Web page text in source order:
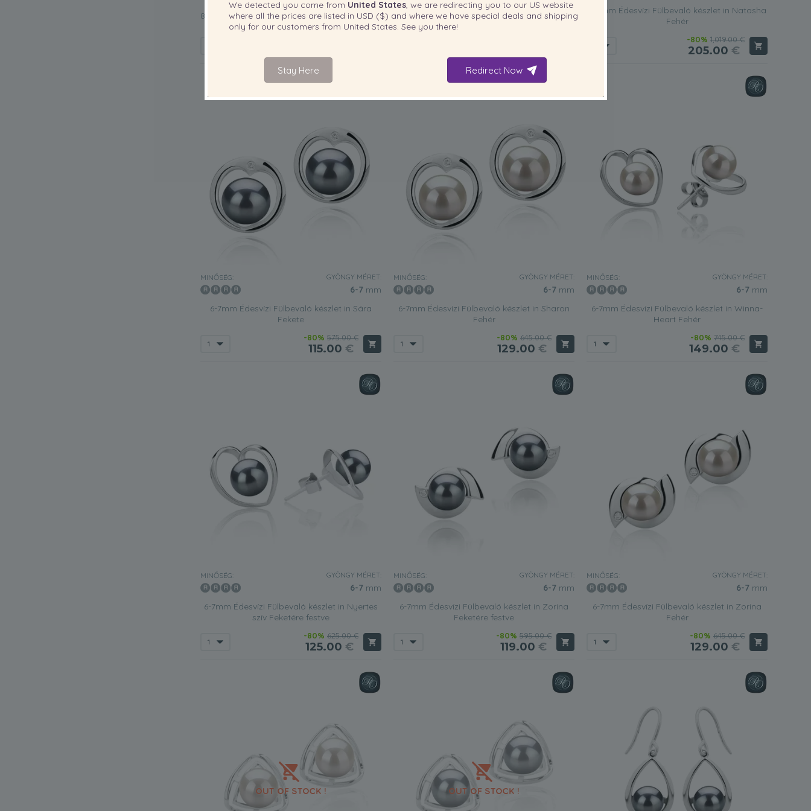
8-8.5mm Édesvízi Fülbevaló készlet in Fehér
7-8mm Édesvízi Fülbevaló készlet in Natasha
Feketére festve
7-8mm Édesvízi Fülbevaló készlet in Natasha
Fehér
-80% 1,019.00 €
205.00 €
MINŐSÉG: GYÖNGY MÉRET:
6-7 mm
6-7mm Édesvízi Fülbevaló készlet in Sára
Fekete
-80% 575.00 €
115.00 €
MINŐSÉG: GYÖNGY MÉRET:
6-7 mm
6-7mm Édesvízi Fülbevaló készlet in Sharon
Fehér
-80% 645.00 €
129.00 €
MINŐSÉG: GYÖNGY MÉRET:
6-7 mm
6-7mm Édesvízi Fülbevaló készlet in Winna-
Heart Fehér
-80% 745.00 €
149.00 €
MINŐSÉG: GYÖNGY MÉRET:
6-7 mm
6-7mm Édesvízi Fülbevaló készlet in Nyertes
szív Feketére festve
-80% 625.00 €
125.00 €
MINŐSÉG: GYÖNGY MÉRET:
6-7 mm
6-7mm Édesvízi Fülbevaló készlet in Zorina
Feketére festve
-80% 595.00 €
119.00 €
MINŐSÉG: GYÖNGY MÉRET:
6-7 mm
6-7mm Édesvízi Fülbevaló készlet in Zorina
Fehér
-80% 645.00 €
129.00 €
We detected you come from United States, we are redirecting you to our US website
where all the prices are listed in USD ($) and where we have special deals and shipping
only for our customers from United States. See you there!
Stay Here Redirect Now